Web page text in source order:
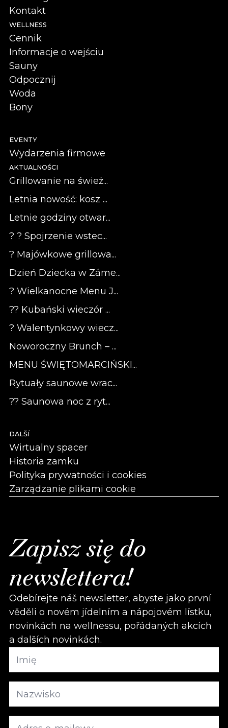
Kontakt
WELLNESS
Cennik
Informacje o wejściu
Sauny
Odpocznij
Woda
Bony
EVENTY
Wydarzenia firmowe
AKTUALNOŚCI
Grillowanie na śwież...
Letnia nowość: kosz ...
Letnie godziny otwar...
? ? Spojrzenie wstec...
? Majówkowe grillowa...
Dzień Dziecka w Záme...
? Wielkanocne Menu J...
?? Kubański wieczór ...
? Walentynkowy wiecz...
Noworoczny Brunch – ...
MENU ŚWIĘTOMARCIŃSKI...
Rytuały saunowe wrac...
?? Saunowa noc z ryt...
DALŠÍ
Wirtualny spacer
Historia zamku
Polityka prywatności i cookies
Zarządzanie plikami cookie
Zapisz się do
newslettera!
Odebírejte náš newsletter, abyste jako první
věděli o novém jídelním a nápojovém lístku,
novinkách na wellnessu, pořádaných akcích
a dalších novinkách.